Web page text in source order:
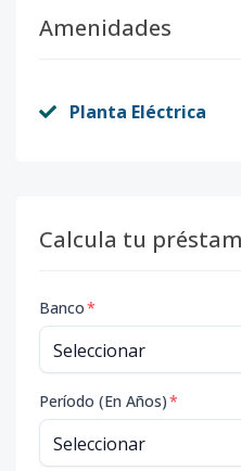
Amenidades
Planta Eléctrica
Calcula tu
Banco*
Período (En Años)*